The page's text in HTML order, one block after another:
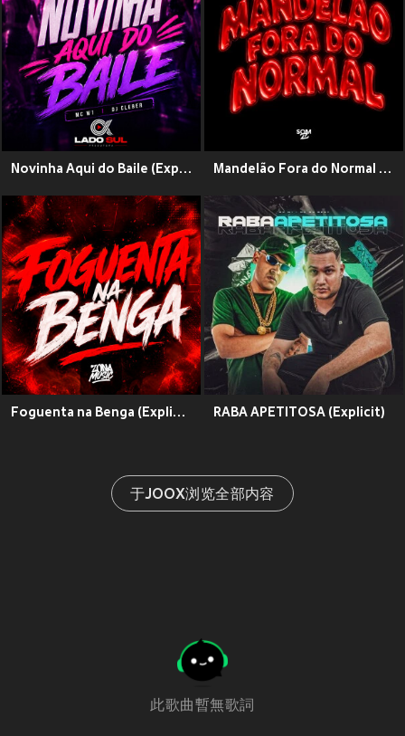
Novinha Aqui do Baile (Explicit) Mandelão Fora do Normal (Explicit)
Foguenta na Benga (Explicit) RABA APETITOSA (Explicit)
于JOOX浏览全部内容
此歌曲暫無歌詞